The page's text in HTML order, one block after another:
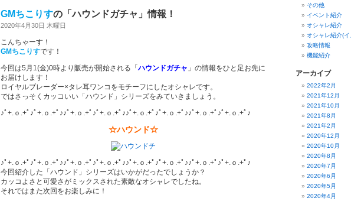
GMちこりすの「ハウンドガチャ」情報！
2020年4月30日 木曜日
こんちゃーす！
GMちこりすです！
今回は5月1(金)0時より販売が開始される「ハウンドガチャ 」の情報をひと足お先に
お届けします！
ロイヤルブレーダー×タレ耳ワンコをモチーフにしたオシャレです。
ではさっそくカッコいい「ハウンド」シリーズをみていきましょう。
♪ﾟ+.ｏ.+ﾟ♪ﾟ+.ｏ.+ﾟ♪♪ﾟ+.ｏ.+ﾟ♪ﾟ+.ｏ.+ﾟ♪♪ﾟ+.ｏ.+ﾟ♪ﾟ+.ｏ.+ﾟ♪♪ﾟ+.ｏ.+ﾟ♪ﾟ+.ｏ.+ﾟ♪
☆ハウンド☆
♪ﾟ+.ｏ.+ﾟ♪ﾟ+.ｏ.+ﾟ♪♪ﾟ+.ｏ.+ﾟ♪ﾟ+.ｏ.+ﾟ♪♪ﾟ+.ｏ.+ﾟ♪ﾟ+.ｏ.+ﾟ♪♪ﾟ+.ｏ.+ﾟ♪ﾟ+.ｏ.+ﾟ♪
今回紹介した「ハウンド」シリーズはいかがだったでしょうか？
カッコよさと可愛さがミックスされた素敵なオシャレでしたね。
それではまた次回をお楽しみに！
その他
イベント紹介
オシャレ紹介
オシャレ紹介(
攻略情報
機能紹介
アーカイブ
2022年2月
2021年12月
2021年10月
2021年8月
2021年2月
2020年12月
2020年10月
2020年8月
2020年7月
2020年6月
2020年5月
2020年4月